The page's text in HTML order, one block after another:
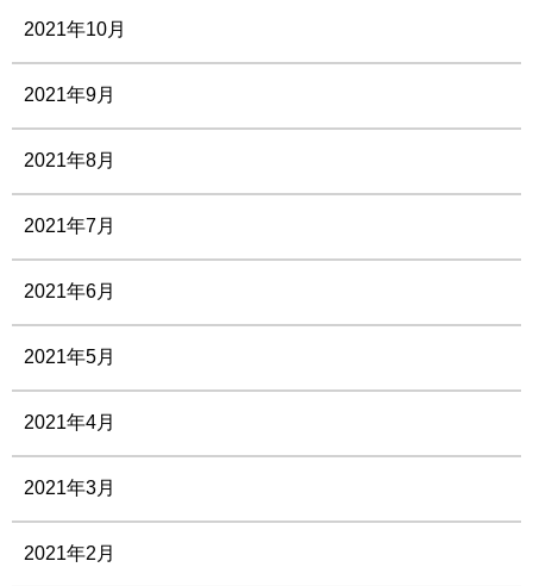
2021年10月
2021年9月
2021年8月
2021年7月
2021年6月
2021年5月
2021年4月
2021年3月
2021年2月